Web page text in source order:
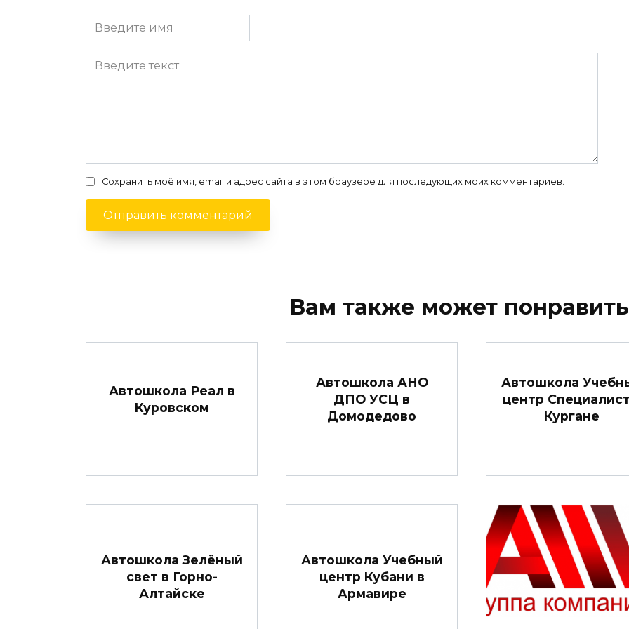
Сохранить моё имя, email и адрес сайта в этом браузере для последующих моих комментариев.
Вам также может
Автошкола Реал в
Куровском
Автошкола АНО
ДПО УСЦ в
Домодедово
Автошкола
центр
Кургане
Автошкола Зелёный
свет в Горно-
Алтайске
Автошкола Учебный
центр Кубани в
Армавире